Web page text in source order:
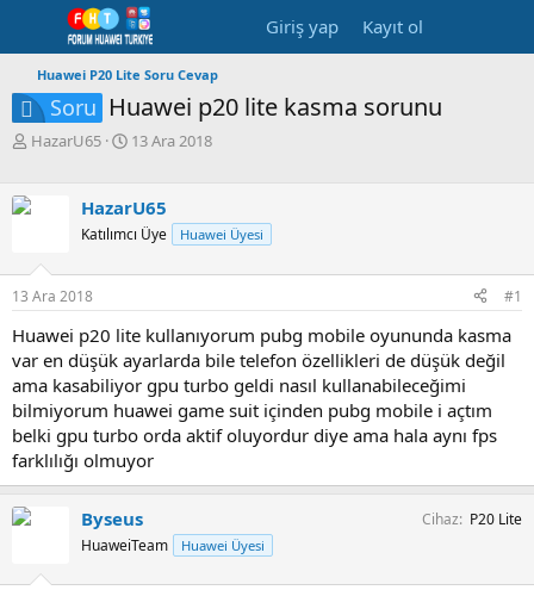
Giriş yap Kayıt ol
Huawei P20 Lite Soru Cevap
Soru Huawei p20 lite kasma sorunu
K
b
u
b
a
ş
l
t
a
n
HazarU65
B
l
n
ç
t
a
r
i
h
i
13 Ara 2018
HazarU65
Katılımcı Üye Huawei Üyesi
13 Ara 2018 #1
Huawei p20 lite kullanıyorum pubg mobile oyununda kasma
var en düşük ayarlarda bile telefon özellikleri de düşük değil
ama kasabiliyor gpu turbo geldi nasıl kullanabileceğimi
bilmiyorum huawei game suit içinden pubg mobile i açtım
belki gpu turbo orda aktif oluyordur diye ama hala aynı fps
farklılığı olmuyor
Byseus
HuaweiTeam Huawei Üyesi
Cihaz P20 Lite